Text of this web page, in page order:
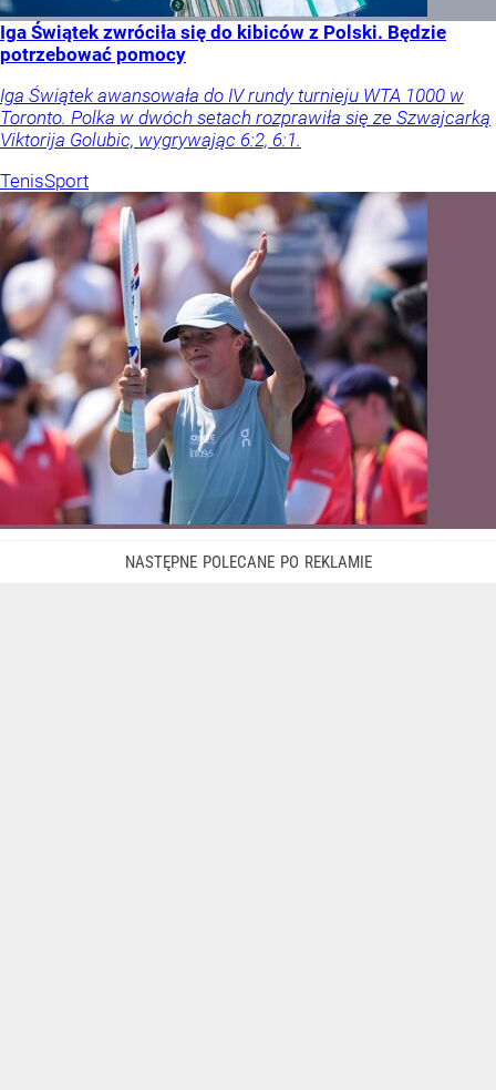
Iga Świątek zwróciła się do kibiców z Polski. Będzie
potrzebować pomocy
Iga Świątek awansowała do IV rundy turnieju WTA 1000 w
Toronto. Polka w dwóch setach rozprawiła się ze Szwajcarką
Viktorija Golubic, wygrywając 6:2, 6:1.
TenisSport